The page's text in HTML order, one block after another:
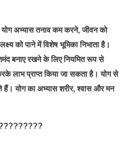
योग अभ्यास तनाव कम करने, जीवन को
को पाने में विशेष भूमिका निभाता है।
बनाए रखने के लिए नियमित रूप से
लाभ प्राप्त किया जा सकता है। योग से
हैं। योग का अभ्यास शरीर, श्वास और मन